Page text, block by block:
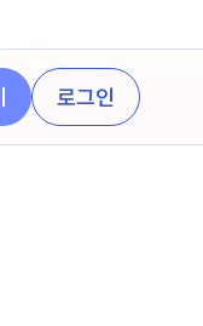
로그인